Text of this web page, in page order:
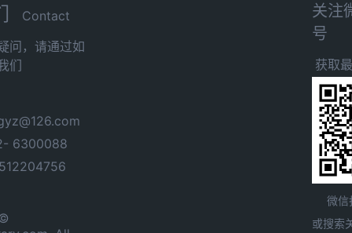
Contact
问，请通过如
们
6300088
关注
号
获取
微信
或搜索